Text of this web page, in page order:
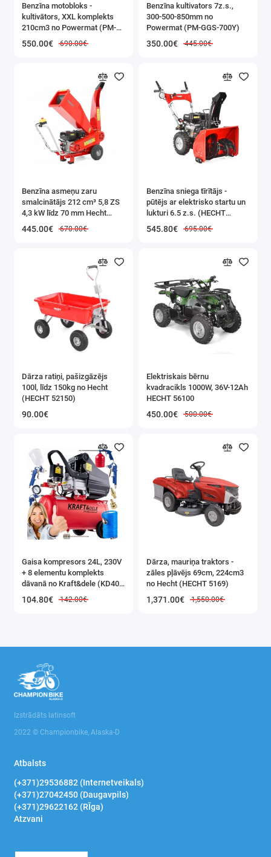
Benzīna motobloks -
kultivātors, XXL komplekts
210cm3 no Powermat (PM-
550.00€ 690.00€
Benzīna kultivators 7z.s.,
300-500-850mm no
Powermat (PM-GGS-700Y)
350.00€ 445.00€
Benzīna asmeņu zaru
smalcinātājs 212 cm³ 5,8 ZS
4,3 kW līdz 70 mm Hecht
445.00€ 670.00€
Benzīna sniega tīrītājs -
pūtējs ar elektrisko startu un
lukturi 6.5 z.s. (HECHT
545.80€ 695.00€
Dārza ratiņi, pašizgāzējs
100l, līdz 150kg no Hecht
(HECHT 52150)
90.00€
Elektriskais bērnu
kvadracikls 1000W, 36V-12Ah
HECHT 56100
450.00€ 500.00€
Gaisa kompresors 24L, 230V
+ 8 elementu komplekts
dāvanā no Kraft&dele (KD400
104.80€ 142.00€
Dārza, mauriņa traktors -
zāles pļāvējs 69cm, 224cm3
no Hecht (HECHT 5169)
1,371.00€ 1,550.00€
Izstrādāts latinsoft
2022 © Championbike, Alaska-D
Atbalsts
(+371)29536882 (Internetveikals)
(+371)27042450 (Daugavpils)
(+371)29622162 (RĪga)
Atzvani